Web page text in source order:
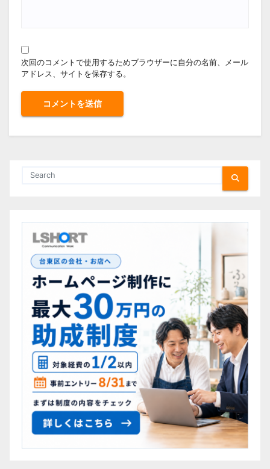
次回のコメントで使用するためブラウザーに自分の名前、メール
アドレス、サイトを保存する。